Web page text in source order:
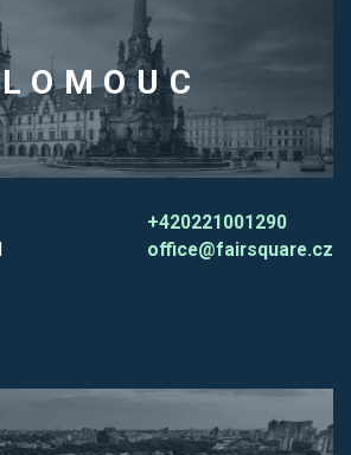
+420221001290
office@fairsquare.cz